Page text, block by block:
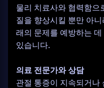
물리 치료사와 협력함으
질을 향상시킬 뿐만 아
래의 문제를 예방하는
있습니다.
의료 전문가와 상담
관절 통증이 지속되거나